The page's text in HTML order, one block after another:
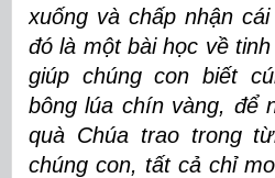
xuống và chấp nhận
đó là một bài học về
giúp chúng con biết
bông lúa chín vàng, để
quà Chúa trao trong
chúng con, tất cả chỉ